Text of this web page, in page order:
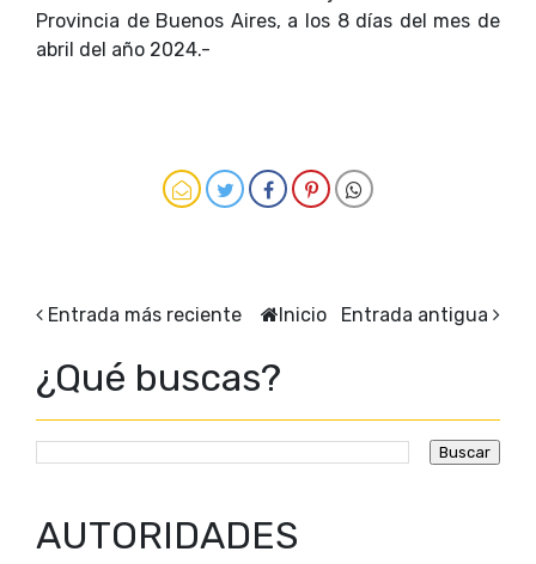
Provincia de Buenos Aires, a los 8 días del mes de
abril del año 2024.-
Entrada más reciente Entrada antigua
Inicio
¿Qué buscas?
AUTORIDADES